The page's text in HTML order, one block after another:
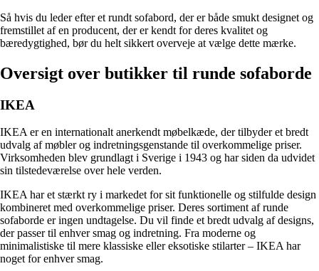
Så hvis du leder efter et rundt sofabord, der er både smukt designet og
fremstillet af en producent, der er kendt for deres kvalitet og
bæredygtighed, bør du helt sikkert overveje at vælge dette mærke.
Oversigt over butikker til runde sofaborde
IKEA
IKEA er en internationalt anerkendt møbelkæde, der tilbyder et bredt
udvalg af møbler og indretningsgenstande til overkommelige priser.
Virksomheden blev grundlagt i Sverige i 1943 og har siden da udvidet
sin tilstedeværelse over hele verden.
IKEA har et stærkt ry i markedet for sit funktionelle og stilfulde design
kombineret med overkommelige priser. Deres sortiment af runde
sofaborde er ingen undtagelse. Du vil finde et bredt udvalg af designs,
der passer til enhver smag og indretning. Fra moderne og
minimalistiske til mere klassiske eller eksotiske stilarter – IKEA har
noget for enhver smag.